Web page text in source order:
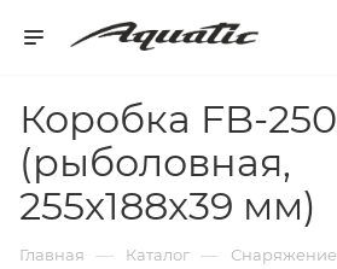
Коробка FB-250
(рыболовная,
255x188x39 мм)
Главная — Каталог — Снаряжение